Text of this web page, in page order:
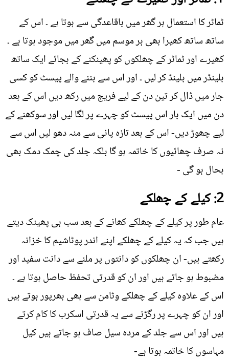
ٹماٹر کا استعمال ہر گھر میں باقاعدگی سے ہوتا ہے ۔ اس کے
ساتھ ساتھ کھیرا بھی ہر موسم میں گھر میں موجود ہوتا ہے ۔
کھیرے اور ٹماٹر کے چھلکوں کو پھینکنے کے بجائے ایک ساتھ
بلینڈر میں بلینڈ کر لیں ۔ اور اس سے بننے والے پیسٹ کو کسی
جار میں ڈال کر تین دن کے لیے فریج میں رکھ دیں اس کے بعد
دن میں ایک بار اس پیسٹ کو چہرے پر لگا لیں اور سوکھنے کے
لیے چھوڑ دیں- اس کے بعد تازہ پانی سے منہ دھو لیں اس سے
نہ صرف چھائیوں کا خاتمہ ہو گا بلکہ جلد کی چمک دمک بھی
بحال ہو گی -
2: کیلے کے چھلکے
عام طور پر کیلے کے چھلکے کھانے کے بعد سب ہی پھینک دیتے
ہیں جب کہ یہ کیلے کے چھلکے اپنے اندر پوٹاشیم کا خزانہ
رکھتے ہیں- ان چھلکوں کو دانتوں پر ملنے سے دانت سفید اور
مضبوط ہو جاتے ہیں اور ان کو قدرتی تحفظ حاصل ہوتا ہے ۔
اس کے علاوہ کیلے کے چھلکے وٹامن سے بھی بھرپور ہوتے ہیں
اور ان کو چہرے پر رگڑنے سے یہ قدرتی اسکرب کا کام کرتے
ہیں اور اس سے جلد کے مردہ سیل صاف ہو جاتے ہیں کیل
مہاسوں کا خاتمہ ہوتا ہے-